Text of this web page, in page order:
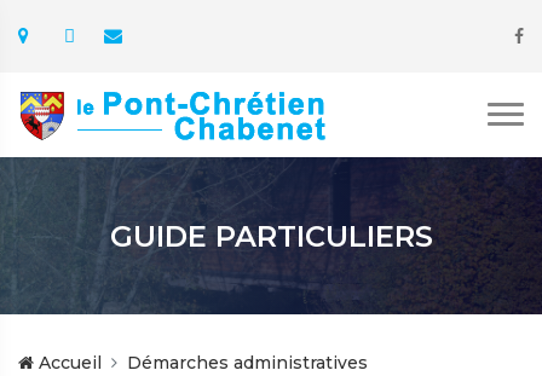
GUIDE PARTICULIERS
Accueil
Démarches administratives